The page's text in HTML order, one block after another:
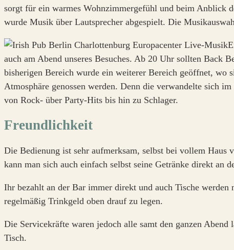
sorgt für ein warmes Wohnzimmergefühl und beim Anblick
wurde Musik über Lautsprecher abgespielt. Die
auch am Abend unseres Besuches. Ab 20 Uhr sollten Back
bisherigen Bereich wurde ein weiterer Bereich geöffnet, wo
Atmosphäre genossen werden. Denn die verwandelte sich
von Rock- über Party-Hits bis hin zu Schlager.
Freundlichkeit
Die Bedienung ist sehr aufmerksam, selbst bei vollem
kann man sich auch einfach selbst seine Getränke direkt an
Ihr bezahlt an der Bar immer direkt und auch Tische
regelmäßig Trinkgeld oben drauf zu legen.
Die Servicekräfte waren jedoch alle samt den ganzen
Tisch.